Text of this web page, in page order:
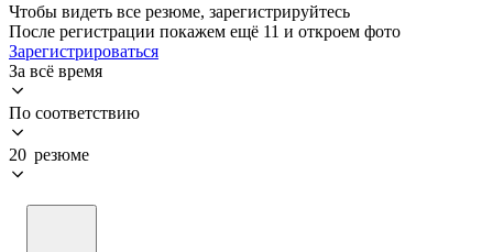
Чтобы видеть все резюме, зарегистрируйтесь
После регистрации покажем ещё 11 и откроем фото
Зарегистрироваться
За всё время
По соответствию
20 резюме